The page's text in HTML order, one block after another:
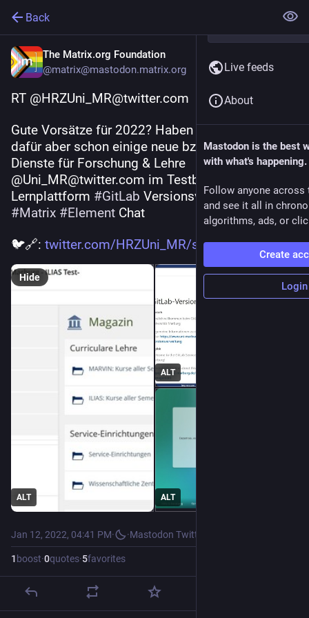
Back
The Matrix.org Foundation
@matrix@mastodon.matrix.org
RT @HRZUni_MR@twitter.com
Gute Vorsätze für 2022? Haben wir zwar nicht -
dafür aber schon einige neue bzw. aktualisierte
Dienste für Forschung & Lehre
@Uni_MR@twitter.com im Testbetrieb.
Lernplattform #GitLab
Versionsverwaltung
#Matrix #Element Chat
🐦🔗: twitter.com/HRZUni_MR/status/1
ALT
ALT
ALT
Hide
Jan 12, 2022, 04:41 PM· ·Mastodon Twitter Crossposter
1 boost·0quotes·5favorites
Live feeds
About
Mastodon is the best
with what's happening.
Follow anyone across
and see it all in
algorithms, ads, or
Create
Login